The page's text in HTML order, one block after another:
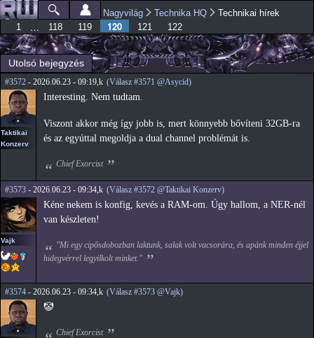
Ugrás a
tartalomra
Főmenü
Jelenlegi hely
Nagyvilág Technika HQ
Technikai hírek
1
… 118 119 120 121 122
Utolsó bejegyzés
#3572 - 2026.06.23 - 09:19,k (Válasz #3571 @Asycid)
Taktikai
Konzerv
Interesting. Nem tudtam.
Viszont akkor még így jobb is, mert könnyebb bővíteni 32GB-ra
és az egyúttal megoldja a dual channel problémát is.
Chief Exorcist
#3573 - 2026.06.23 - 09:34,k (Válasz #3572 @Taktikai Konzerv)
Vajk
Kéne nekem is konfig, kevés a RAM-om. Úgy hallom, a NER-nél
van készleten!
"Mi egy cipősdobozban laktunk, salak volt vacsorára, és apánk minden éjjel
hidegvérrel legyilkolt minket."
#3574 - 2026.06.23 - 09:34,k (Válasz #3573 @Vajk)
🤡
Chief Exorcist